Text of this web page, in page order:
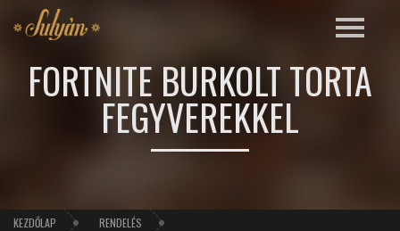
FORTNITE BURKOLT TORTA
FEGYVEREKKEL
KEZDŐLAP RENDELÉS